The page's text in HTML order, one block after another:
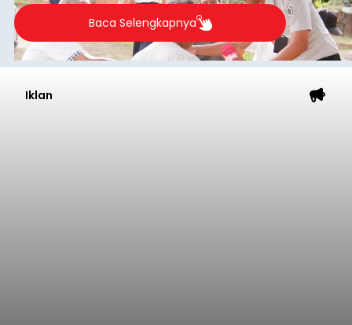
Baca Selengkapnya
Iklan